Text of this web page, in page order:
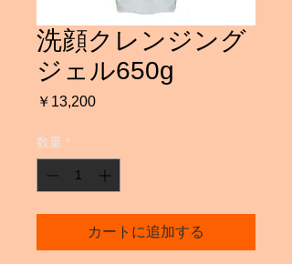
洗顔クレンジング
ジェル650g
￥13,200価
数量 *
カートに追加する